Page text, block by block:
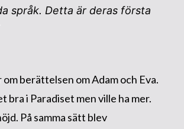
språk. Detta är deras första
berättelsen om Adam och Eva.
bra i Paradiset men ville ha mer.
På samma sätt blev